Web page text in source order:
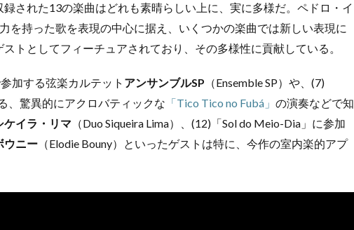
された13の楽曲はどれも素晴らしい上に、実に多様だ。ペドロ・イ
を持った歌を表現の中心に据え、いくつかの楽曲では新しい表現に
トとしてフィーチュアされており、その多様性に貢献している。
加する弦楽カルテット アンサンブルSP （Ensemble SP）や、(7)
、驚異的にアクロバティックな 「Tico Tico no Fubá」 の演奏などで知
ケイラ・リマ （Duo Siqueira Lima）、(12)「Sol do Meio-Dia」に参加
ウニー （Elodie Bouny）といったゲストは特に、今作の室内楽的アプ